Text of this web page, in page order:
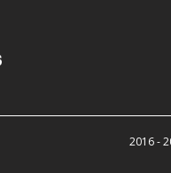
2016 -